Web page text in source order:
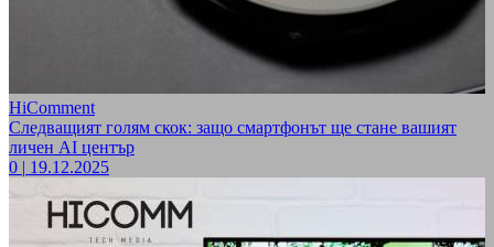
HiComment
Следващият голям скок: защо смартфонът ще стане вашият
личен AI център
0 | 19.12.2025